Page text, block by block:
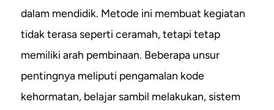
dalam mendidik. Metode ini membuat kegiatan
tidak terasa seperti ceramah, tetapi tetap
memiliki arah pembinaan. Beberapa unsur
pentingnya meliputi pengamalan kode
kehormatan, belajar sambil melakukan, sistem